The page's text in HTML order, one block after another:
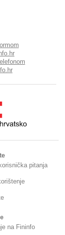
pitanja
na Fininfo